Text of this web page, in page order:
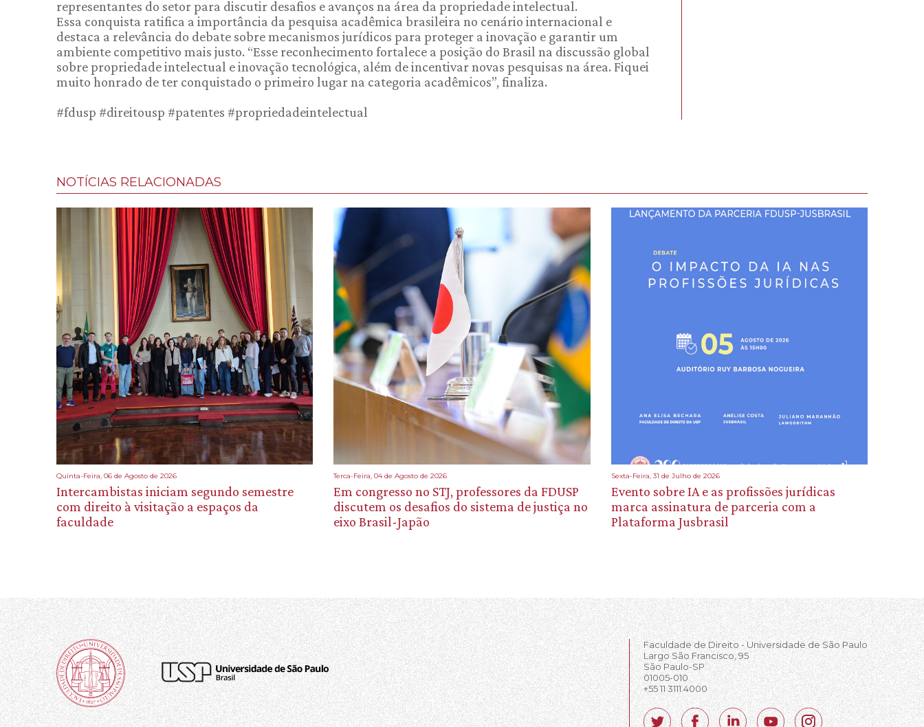
representantes do setor para discutir desafios e avanços na área da propriedade intelectual.
Essa conquista ratifica a importância da pesquisa acadêmica brasileira no cenário internacional e
destaca a relevância do debate sobre mecanismos jurídicos para proteger a inovação e garantir um
ambiente competitivo mais justo. “Esse reconhecimento fortalece a posição do Brasil na discussão global
sobre propriedade intelectual e inovação tecnológica, além de incentivar novas pesquisas na área. Fiquei
muito honrado de ter conquistado o primeiro lugar na categoria acadêmicos”, finaliza.
#fdusp #direitousp #patentes #propriedadeintelectual
NOTÍCIAS RELACIONADAS
Quinta-Feira, 06 de Agosto de 2026
Intercambistas iniciam segundo semestre
com direito à visitação a espaços da
faculdade
Terca-Feira, 04 de Agosto de 2026
Em congresso no STJ, professores da FDUSP
discutem os desafios do sistema de justiça no
eixo Brasil-Japão
Sexta-Feira, 31 de Julho de 2026
Evento sobre IA e as profissões jurídicas
marca assinatura de parceria com a
Plataforma Jusbrasil
Faculdade de Direito - Universidade de São Paulo
Largo São Francisco, 95
São Paulo-SP
01005-010
+55 11 3111.4000